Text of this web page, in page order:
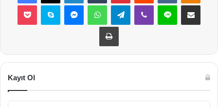
Pocket Skype MessengerWhatsAppTelegramViber Line E-Posta ile
Yazdır
Kayıt Ol